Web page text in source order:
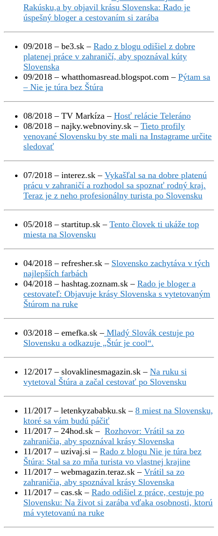
Rakúsku,a by objavil krásu Slovenska: Rado je
úspešný bloger a cestovaním si zarába
09/2018 – be3.sk – Rado z blogu odišiel z dobre
platenej práce v zahraničí, aby spoznával kúty
Slovenska
09/2018 – whatthomasread.blogspot.com – Pýtam sa
– Nie je túra bez Štúra
08/2018 – TV Markíza – Hosť relácie Teleráno
08/2018 – najky.webnoviny.sk – Tieto profily
venované Slovensku by ste mali na Instagrame určite
sledovať
07/2018 – interez.sk – Vykašľal sa na dobre platenú
prácu v zahraničí a rozhodol sa spoznať rodný kraj.
Teraz je z neho profesionálny turista po Slovensku
05/2018 – startitup.sk – Tento človek ti ukáže top
miesta na Slovensku
04/2018 – refresher.sk – Slovensko zachytáva v tých
najlepších farbách
04/2018 – hashtag.zoznam.sk – Rado je bloger a
cestovateľ: Objavuje krásy Slovenska s vytetovaným
Štúrom na ruke
03/2018 – emefka.sk –Mladý Slovák cestuje po
Slovensku a odkazuje „Štúr je cool“.
12/2017 – slovaklinesmagazin.sk – Na ruku si
vytetoval Štúra a začal cestovať po Slovensku
11/2017 – letenkyzababku.sk – 8 miest na Slovensku,
ktoré sa vám budú páčiť
11/2017 – 24hod.sk – Rozhovor: Vrátil sa zo
zahraničia, aby spoznával krásy Slovenska
11/2017 – uzivaj.si – Rado z blogu Nie je túra bez
Štúra: Stal sa zo mňa turista vo vlastnej krajine
11/2017 – webmagazin.teraz.sk – Vrátil sa zo
zahraničia, aby spoznával krásy Slovenska
11/2017 – cas.sk – Rado odišiel z práce, cestuje po
Slovensku: Na život si zarába vďaka osobnosti, ktorú
má vytetovanú na ruke